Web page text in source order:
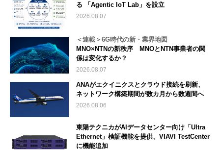
る 「Agentic IoT Lab」を設立
2026.08.07
＜連載＞6G時代の新・業界地図
MNO×NTNの新秩序 MNOとNTN事業者の関
係は変化するか？
2026.08.07
ANAがエクイニクスとクラウド接続を刷新、
ネットワーク構築期間が数カ月から数週間へ
2026.08.06
東陽テクニカがAIデータセンター向け「Ultra
Ethernet」検証機能を提供、VIAVI TestCenter
に機能追加